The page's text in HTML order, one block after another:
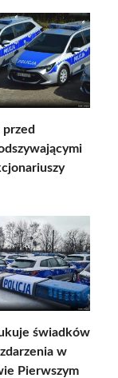
świadków
w
Pierwszym